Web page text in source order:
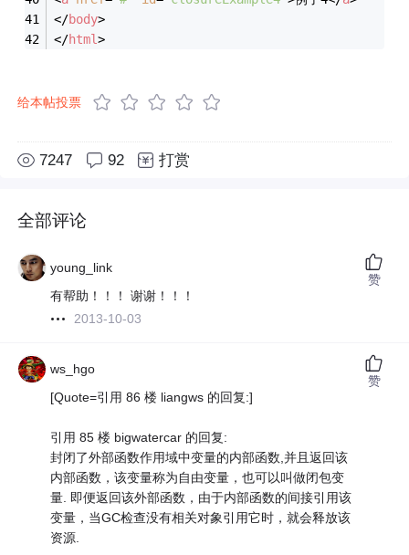
</body>
</html>
给本帖投票
7247 92 打赏
全部评论
young_link
有帮助！！！ 谢谢！！！
2013-10-03
赞
ws_hgo
[Quote=引用 86 楼 liangws 的回复:]
引用 85 楼 bigwatercar 的回复:
封闭了外部函数作用域中变量的内部函数,并且返回该
内部函数，该变量称为自由变量，也可以叫做闭包变
量. 即便返回该外部函数，由于内部函数的间接引用该
变量，当GC检查没有相关对象引用它时，就会释放该
资源.
赞